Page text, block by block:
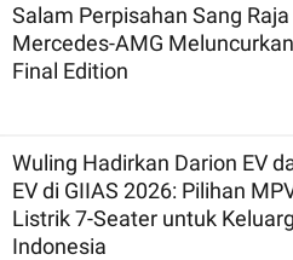
Salam Perpisahan Sang
Mercedes-AMG
Final Edition
Wuling Hadirkan Darion EV
EV di GIIAS 2026: Pilihan
Listrik 7-Seater untuk
Indonesia